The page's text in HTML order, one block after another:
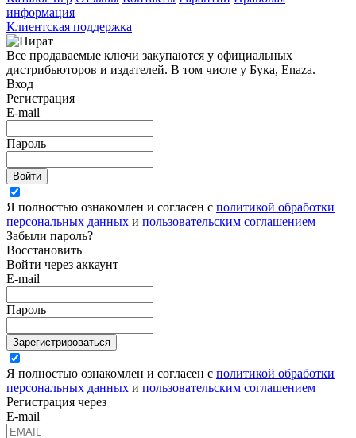
информация
Клиентская поддержка
Все продаваемые ключи закупаются у официальных
дистрибьюторов и издателей. В том числе у Бука, Enaza.
Вход
Регистрация
E-mail
Пароль
Войти
Я полностью ознакомлен и согласен с политикой обработки
персональных данных и пользовательским соглашением
Забыли пароль?
Восстановить
Войти через аккаунт
E-mail
Пароль
Зарегистрироваться
Я полностью ознакомлен и согласен с политикой обработки
персональных данных и пользовательским соглашением
Регистрация через
E-mail